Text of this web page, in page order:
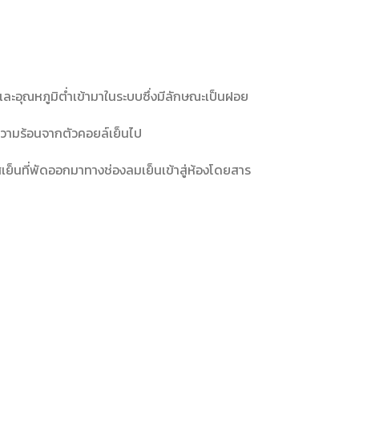
ะอุณหภูมิต่ำเข้ามาในระบบซึ่งมีลักษณะเป็นฝอย
ามร้อนจากตัวคอยล์เย็นไป
นที่พัดออกมาทางช่องลมเย็นเข้าสู่ห้องโดยสาร